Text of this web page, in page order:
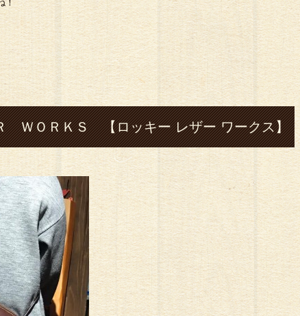
！
ＷＯＲＫＳ 【ロッキー レザー ワークス】
市#七城#le ather#レザー#革#ハンドメイド#財
ケース#バッグ#ハーレー#shovel-head#silver#
ル#フェザー#指輪#cafe#コーヒー#ツーリン
イーツ